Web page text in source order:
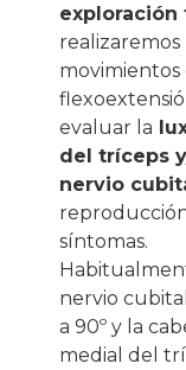
exploración
realizaremos
movimientos
evaluar la
del tríceps
nervio
síntomas.
nervio
a 90º y la
medial del